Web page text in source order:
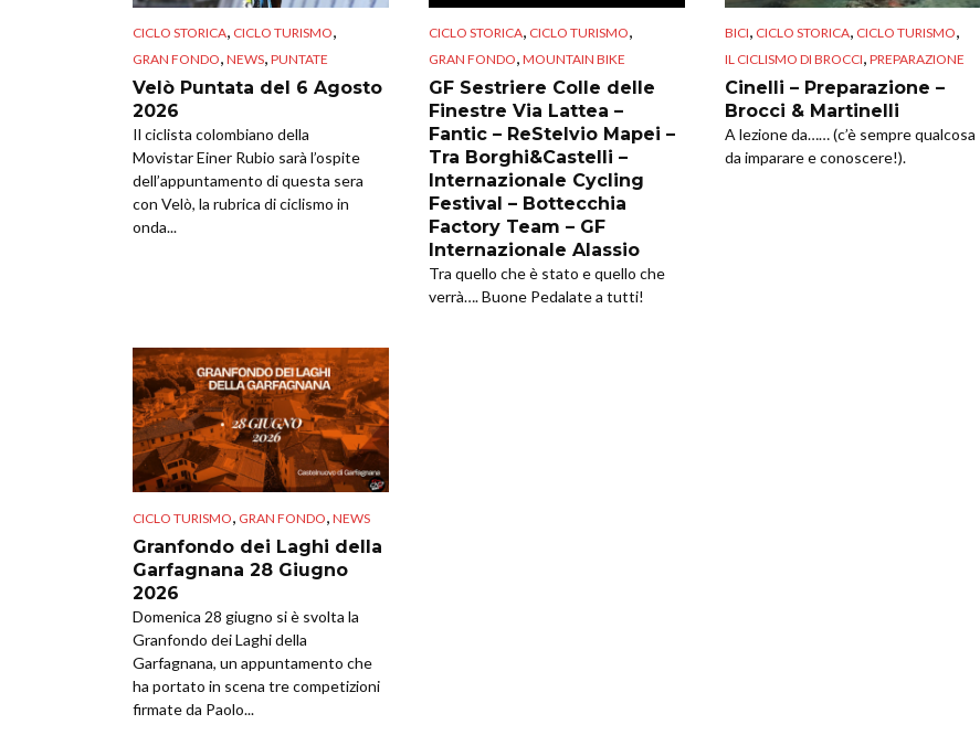
CICLO STORICA, CICLO TURISMO,
GRAN FONDO, NEWS, PUNTATE
Velò Puntata del 6 Agosto
2026
Il ciclista colombiano della
Movistar Einer Rubio sarà l’ospite
dell’appuntamento di questa sera
con Velò, la rubrica di ciclismo in
onda...
CICLO STORICA, CICLO TURISMO,
GRAN FONDO, MOUNTAIN BIKE
GF Sestriere Colle delle
Finestre Via Lattea –
Fantic – ReStelvio Mapei –
Tra Borghi&Castelli –
Internazionale Cycling
Festival – Bottecchia
Factory Team – GF
Internazionale Alassio
Tra quello che è stato e quello che
verrà…. Buone Pedalate a tutti!
BICI, CICLO STORICA, CICLO TURISMO,
IL CICLISMO DI BROCCI, PREPARAZIONE
Cinelli – Preparazione –
Brocci & Martinelli
A lezione da…… (c’è sempre qualcosa
da imparare e conoscere!).
CICLO TURISMO GRAN FONDO NEWS
Granfondo dei Laghi della
Garfagnana 28 Giugno
2026
Domenica 28 giugno si è svolta la
Granfondo dei Laghi della
Garfagnana, un appuntamento che
ha portato in scena tre competizioni
firmate da Paolo...